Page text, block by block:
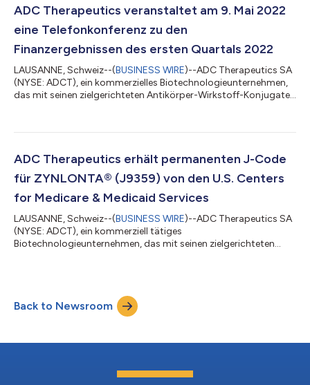
Führungskräfte an einem Kamingespräch auf der BofA
Securities 2022 Healthcare Conference am Dienstag, den 10.
Mai 2022, um 13:4...
ADC Therapeutics veranstaltet am 9. Mai 2022
eine Telefonkonferenz zu den
Finanzergebnissen des ersten Quartals 2022
LAUSANNE, Schweiz--(BUSINESS WIRE)--ADC Therapeutics SA
(NYSE: ADCT), ein kommerzielles Biotechnologieunternehmen,
das mit seinen zielgerichteten Antikörper-Wirkstoff-Konjugaten
Tumoren erhöht, gab heute bekannt, dass es am Montag, den 9.
Webcast abhalten wird, um die Finanzergebnisse für das erste
Quartal 2022 vorzulegen und über aktu...
ADC Therapeutics erhält permanenten J-Code
für ZYNLONTA® (J9359) von den U.S. Centers
for Medicare & Medicaid Services
LAUSANNE, Schweiz--(BUSINESS WIRE)--ADC Therapeutics SA
(NYSE: ADCT), ein kommerziell tätiges
Biotechnologieunternehmen, das mit seinen zielgerichteten
gab heute bekannt, dass ein permanenter J-Code, J9359, für
ZYNLONTA® von den U.S. Centers for Medicare & Medicaid
Services (CMS) mit Wirkung zum 1. April 2022 ausgegeben
Back to Newsroom